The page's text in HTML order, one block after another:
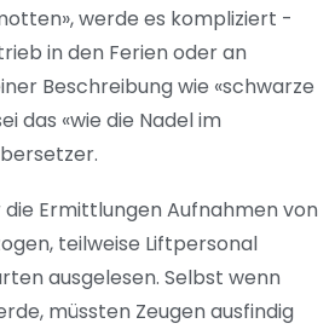
werde es kompliziert -
in den Ferien oder an
Beschreibung wie «schwarze
das «wie die Nadel im
die Ermittlungen Aufnahmen von
teilweise Liftpersonal
ausgelesen. Selbst wenn
müssten Zeugen ausfindig